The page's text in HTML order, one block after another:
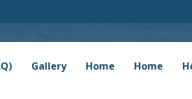
Gallery Home Home